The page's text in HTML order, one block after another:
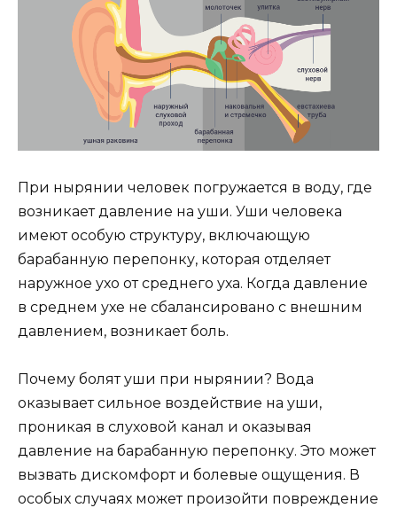
При нырянии человек погружается в воду, где
возникает давление на уши. Уши человека
имеют особую структуру, включающую
барабанную перепонку, которая отделяет
наружное ухо от среднего уха. Когда давление
в среднем ухе не сбалансировано с внешним
давлением, возникает боль.
Почему болят уши при нырянии? Вода
оказывает сильное воздействие на уши,
проникая в слуховой канал и оказывая
давление на барабанную перепонку. Это может
вызвать дискомфорт и болевые ощущения. В
особых случаях может произойти повреждение